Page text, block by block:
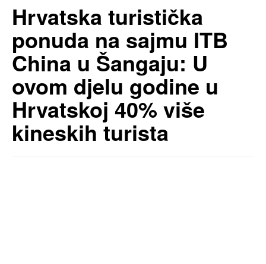
Hrvatska turistička
ponuda na sajmu ITB
China u Šangaju: U
ovom djelu godine u
Hrvatskoj 40% više
kineskih turista